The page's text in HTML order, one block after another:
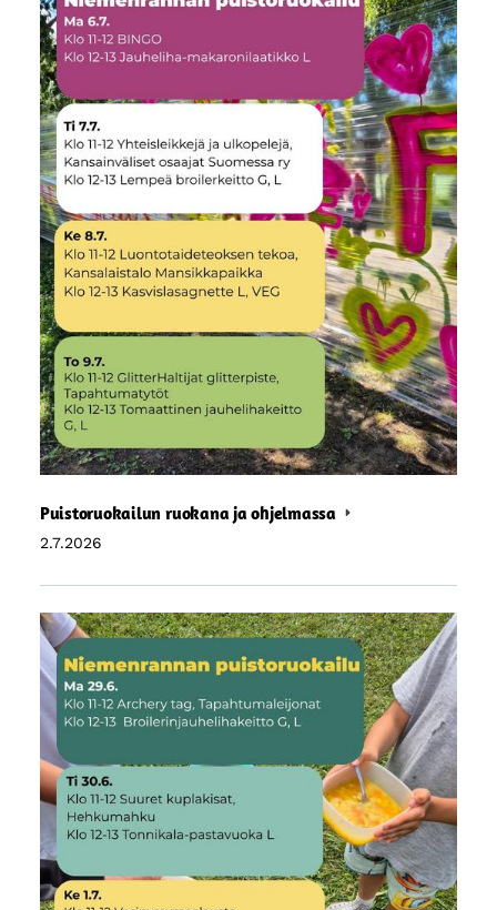
Puistoruokailun ruokana ja ohjelmassa
2.7.2026